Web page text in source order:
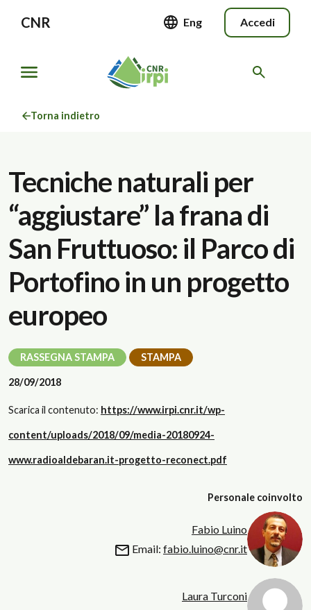
CNR Eng Accedi
Torna indietro
Tecniche naturali per
“aggiustare” la frana di
San Fruttuoso: il Parco di
Portofino in un progetto
europeo
RASSEGNA STAMPA STAMPA
28/09/2018
Scarica il contenuto: https://www.irpi.cnr.it/wp-
content/uploads/2018/09/media-20180924-
www.radioaldebaran.it-progetto-reconect.pdf
Personale coinvolto
Fabio Luino
Email: fabio.luino@cnr.it
Laura Turconi